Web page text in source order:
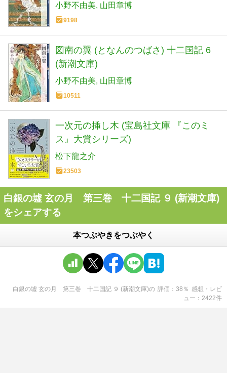
小野不由美 山田章博
9198
図南の翼 (となんのつばさ) 十二国記 6
(新潮文庫)
小野不由美 山田章博
10511
一次元の挿し木 (宝島社文庫 『このミ
ス』大賞シリーズ)
松下龍之介
23503
白銀の墟 玄の月 第三巻 十二国記 ９ (新潮文庫)
をシェアする
本つぶやきをつぶやく
白銀の墟 玄の月 第三巻 十二国記 ９ (新潮文庫)の 評価 38 ％ 感想・レビ
ュー
2422件